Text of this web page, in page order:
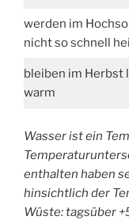
werden im
nicht so schnell
bleiben im Herbst
warm
Wasser ist ein
enthalten haben
hinsichtlich der
Wüste: tagsüber